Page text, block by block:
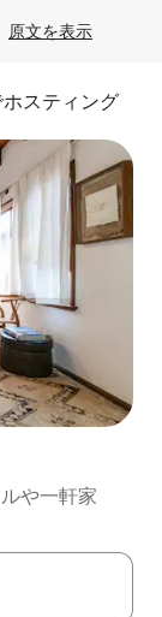
原文を表示
スティング
や一⁠軒⁠家
使って移動するか